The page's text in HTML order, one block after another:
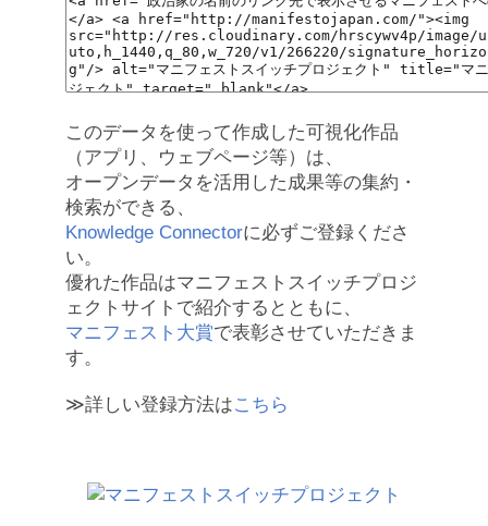
このデータを使って作成した可視化作品
（アプリ、ウェブページ等）は、
オープンデータを活用した成果等の集約・
検索ができる、
Knowledge Connectorに必ずご登録くださ
い。
優れた作品はマニフェストスイッチプロジ
ェクトサイトで紹介するとともに、
マニフェスト大賞で表彰させていただきま
す。
≫詳しい登録方法はこちら